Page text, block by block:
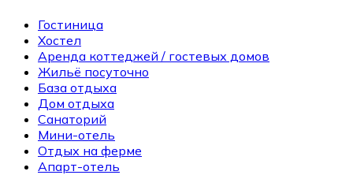
Гостиница
Хостел
Аренда коттеджей / гостевых домов
Жильё посуточно
База отдыха
Дом отдыха
Санаторий
Мини-отель
Отдых на ферме
Апарт-отель